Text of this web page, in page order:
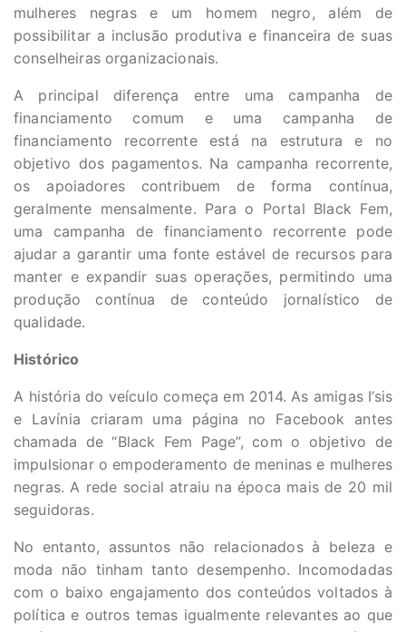
mulheres negras e um homem negro, além de
possibilitar a inclusão produtiva e financeira de suas
conselheiras organizacionais.
A principal diferença entre uma campanha de
financiamento comum e uma campanha de
financiamento recorrente está na estrutura e no
objetivo dos pagamentos. Na campanha recorrente,
os apoiadores contribuem de forma contínua,
geralmente mensalmente. Para o Portal Black Fem,
uma campanha de financiamento recorrente pode
ajudar a garantir uma fonte estável de recursos para
manter e expandir suas operações, permitindo uma
produção contínua de conteúdo jornalístico de
qualidade.
Histórico
A história do veículo começa em 2014. As amigas I’sis
e Lavínia criaram uma página no Facebook antes
chamada de “Black Fem Page”, com o objetivo de
impulsionar o empoderamento de meninas e mulheres
negras. A rede social atraiu na época mais de 20 mil
seguidoras.
No entanto, assuntos não relacionados à beleza e
moda não tinham tanto desempenho. Incomodadas
com o baixo engajamento dos conteúdos voltados à
política e outros temas igualmente relevantes ao que